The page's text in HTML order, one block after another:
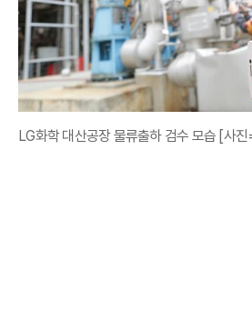
LG화학 대산공장 물류출하 검수 모습 [사